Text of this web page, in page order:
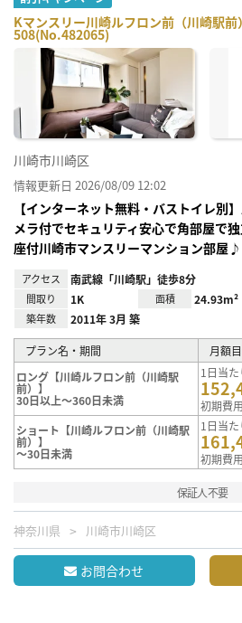
Kマンスリー川崎ルフロン前（川崎駅前
508(No.482065)
川崎市川崎区
情報更新日 2026/08/09 12:02
【インターネット無料・バストイレ別
メラ付でセキュリティ安心で角部屋で
座付川崎市マンスリーマンション部屋♪
アクセス 南武線「川崎駅」徒歩8分
間取り 1K 面積 24.93m²
築年数 2011年 3月 築
プラン名・期間
月額
ロング【川崎ルフロン前（川崎駅
前）】
30日以上～360日未満
1日当
初期費
ショート【川崎ルフロン前（川崎駅
前）】
～30日未満
1日当
初期費
保証人不要
神奈川県 川崎市川崎区
お問合わせ